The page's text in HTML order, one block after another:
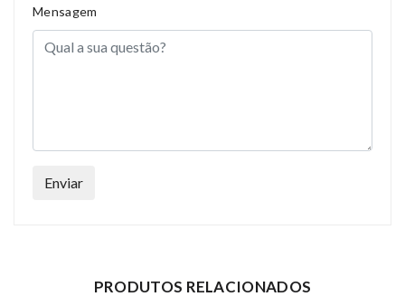
Mensagem
Enviar
PRODUTOS RELACIONADOS